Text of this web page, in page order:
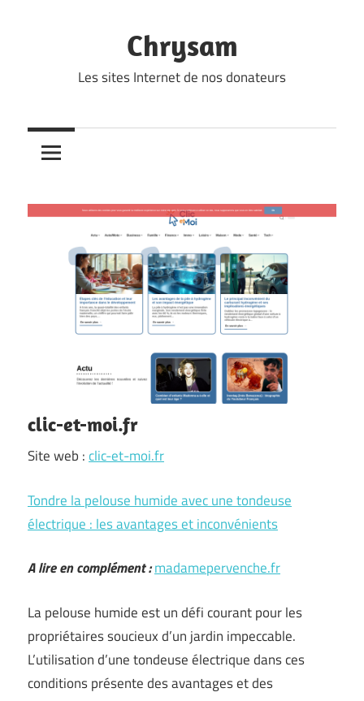
Chrysam
Les sites Internet de nos donateurs
clic-et-moi.fr
Site web :clic-et-moi.fr
Tondre la pelouse humide avec une tondeuse
électrique : les avantages et inconvénients
A lire en complément :madamepervenche.fr
La pelouse humide est un défi courant pour les
propriétaires soucieux d’un jardin impeccable.
L’utilisation d’une tondeuse électrique dans ces
conditions présente des avantages et des